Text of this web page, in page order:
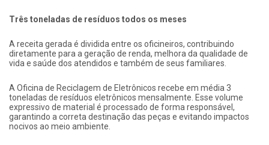
Três toneladas de resíduos todos os meses
A receita gerada é dividida entre os oficineiros, contribuindo
diretamente para a geração de renda, melhora da qualidade de
vida e saúde dos atendidos e também de seus familiares.
A Oficina de Reciclagem de Eletrônicos recebe em média 3
toneladas de resíduos eletrônicos mensalmente. Esse volume
expressivo de material é processado de forma responsável,
garantindo a correta destinação das peças e evitando impactos
nocivos ao meio ambiente.